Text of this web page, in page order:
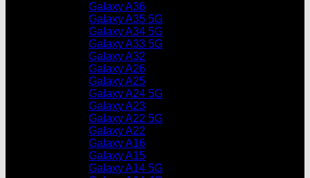
Galaxy A36
Galaxy A35 5G
Galaxy A34 5G
Galaxy A33 5G
Galaxy A32
Galaxy A26
Galaxy A25
Galaxy A24 5G
Galaxy A23
Galaxy A22 5G
Galaxy A22
Galaxy A16
Galaxy A15
Galaxy A14 5G